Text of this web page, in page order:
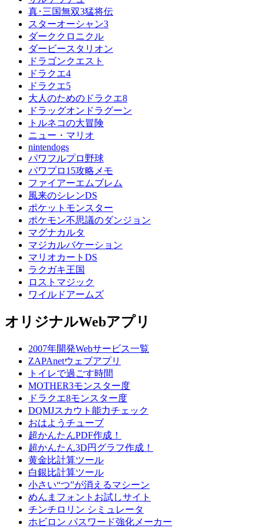
真･三国無双3猛将伝
スターオーシャン3
ダーククロニクル
ダービースタリオン
ドラゴンクエスト
ドラクエ4
ドラクエ5
大人のためのドラクエ8
ドラッグオンドラグーン
トルネコの大冒険
ニュー・マリオ
nintendogs
パワフルプロ野球
パワプロ15攻略メモ
ファイアーエムブレム
風来のシレンDS
ポケットモンスター
ポケモン不思議のダンジョン
マグナカルタ
マジカルバケーション
マリオカートDS
ラクガキ王国
ロストマジック
ワイルドアームズ
オリジナルWebアプリ
2007年開発Webサービス一覧
ZAPAnetウェブアプリ
トイレで過ごす時間
MOTHER3モンスター度
ドラクエ8モンスター度
DQMJスカウト能力チェック
おはようチューブ
超かんたんPDF作成！
超かんたん3D円グラフ作成！
黄金比計算ツール
白銀比計算ツール
小さい“つ”が消えるマシーン
めんまフォントお試しサイト
チンチロリン シミュレータ
ホビロン パスワード強化メーカー